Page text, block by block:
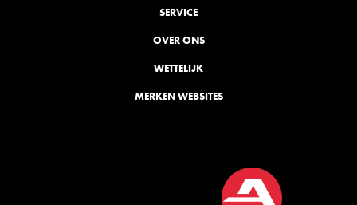
SERVICE
OVER ONS
WETTELIJK
MERKEN WEBSITES